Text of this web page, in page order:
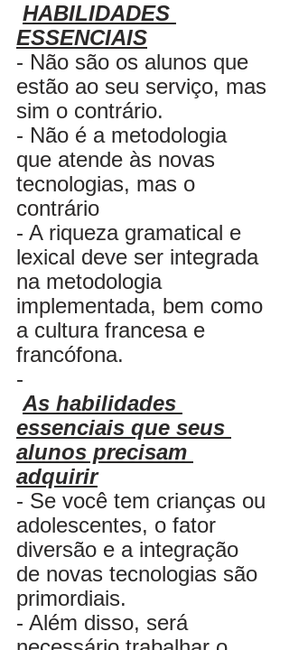
HABILIDADES
ESSENCIAIS
- Não são os alunos que
estão ao seu serviço, mas
sim o contrário.
- Não é a metodologia
que atende às novas
tecnologias, mas o
contrário
- A riqueza gramatical e
lexical deve ser integrada
na metodologia
implementada, bem como
a cultura francesa e
francófona.
-
As habilidades
essenciais que seus
alunos precisam
adquirir
- Se você tem crianças ou
adolescentes, o fator
diversão e a integração
de novas tecnologias são
primordiais.
- Além disso, será